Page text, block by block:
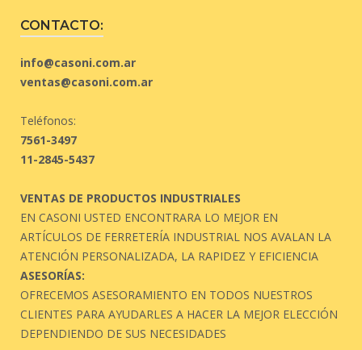
CONTACTO:
info@casoni.com.ar
ventas@casoni.com.ar
Teléfonos:
7561-3497
11-2845-5437
VENTAS DE PRODUCTOS INDUSTRIALES
EN CASONI USTED ENCONTRARA LO MEJOR EN
ARTÍCULOS DE FERRETERÍA INDUSTRIAL NOS AVALAN LA
ATENCIÓN PERSONALIZADA, LA RAPIDEZ Y EFICIENCIA
ASESORÍAS:
OFRECEMOS ASESORAMIENTO EN TODOS NUESTROS
CLIENTES PARA AYUDARLES A HACER LA MEJOR ELECCIÓN
DEPENDIENDO DE SUS NECESIDADES